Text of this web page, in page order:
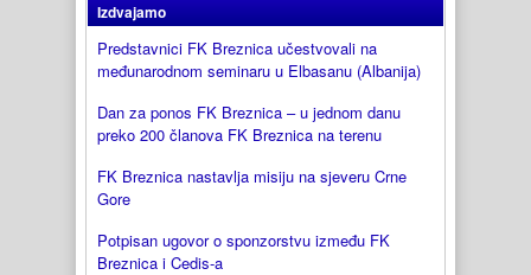
Izdvajamo
Predstavnici FK Breznica učestvovali na
međunarodnom seminaru u Elbasanu (Albanija)
Dan za ponos FK Breznica – u jednom danu
preko 200 članova FK Breznica na terenu
FK Breznica nastavlja misiju na sjeveru Crne
Gore
Potpisan ugovor o sponzorstvu između FK
Breznica i Cedis-a